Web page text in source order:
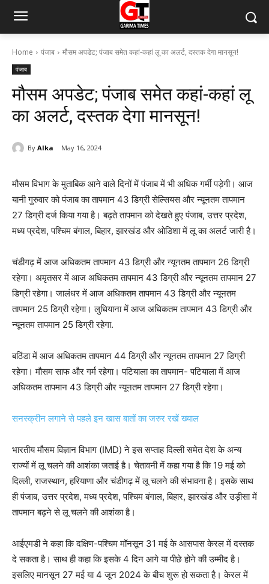
Home पंजाब मौसम अपडेट; पंजाब समेत कहां-कहां लू का अलर्ट, दस्तक देगा मानसून!
पंजाब
मौसम अपडेट; पंजाब समेत कहां-कहां लू
का अलर्ट, दस्तक देगा मानसून!
By Alka May 16, 2024
मौसम विभाग के मुताबिक आने वाले दिनों में पंजाब में भी अधिक गर्मी पड़ेगी। आज
यानी गुरुवार को पंजाब का तापमान 43 डिग्री सेल्सियस और न्यूनतम तापमान
27 डिग्री दर्ज किया गया है। बढ़ते तापमान को देखते हुए पंजाब, उत्तर प्रदेश,
मध्य प्रदेश, पश्चिम बंगाल, बिहार, झारखंड और ओडिशा में लू का अलर्ट जारी है।
चंडीगढ़ में आज अधिकतम तापमान 43 डिग्री और न्यूनतम तापमान 26 डिग्री
रहेगा। अमृतसर में आज अधिकतम तापमान 43 डिग्री और न्यूनतम तापमान 27
डिग्री रहेगा। जालंधर में आज अधिकतम तापमान 43 डिग्री और न्यूनतम
तापमान 25 डिग्री रहेगा। लुधियाना में आज अधिकतम तापमान 43 डिग्री और
न्यूनतम तापमान 25 डिग्री रहेगा.
बठिंडा में आज अधिकतम तापमान 44 डिग्री और न्यूनतम तापमान 27 डिग्री
रहेगा। मौसम साफ और गर्म रहेगा। पटियाला का तापमान- पटियाला में आज
अधिकतम तापमान 43 डिग्री और न्यूनतम तापमान 27 डिग्री रहेगा।
सनस्क्रीन लगाने से पहले इन खास बातों का जरुर रखें ख्याल
भारतीय मौसम विज्ञान विभाग (IMD) ने इस सप्ताह दिल्ली समेत देश के अन्य
राज्यों में लू चलने की आशंका जताई है। चेतावनी में कहा गया है कि 19 मई को
दिल्ली, राजस्थान, हरियाणा और चंडीगढ़ में लू चलने की संभावना है। इसके साथ
ही पंजाब, उत्तर प्रदेश, मध्य प्रदेश, पश्चिम बंगाल, बिहार, झारखंड और उड़ीसा में
तापमान बढ़ने से लू चलने की आशंका है।
आईएमडी ने कहा कि दक्षिण-पश्चिम मॉनसून 31 मई के आसपास केरल में दस्तक
दे सकता है। साथ ही कहा कि इसके 4 दिन आगे या पीछे होने की उम्मीद है।
इसलिए मानसून 27 मई या 4 जून 2024 के बीच शुरू हो सकता है। केरल में